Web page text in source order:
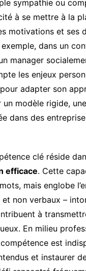
sympathie ou
à se mettre à la
motivations et ses
dans un
manager
les enjeux
adapter son
un modèle rigide,
dans des
clé réside
efficace. Cette
mais englobe
et non verbaux –
à
En milieu
est
et instaurer